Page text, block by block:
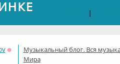
|
Оффлайн
Музыкальный блог. Вся
Мира